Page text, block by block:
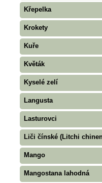
Křepelka
Krokety
Kuře
Květák
Kyselé zelí
Langusta
Lasturovci
Liči čínské (Litchi
Mango
Mangostana lahodná